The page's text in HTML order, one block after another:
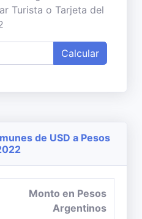
Turista o Tarjeta del
Calcular
de USD a Pesos
Monto en Pesos
Argentinos